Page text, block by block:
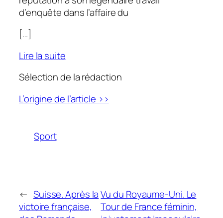
d’enquête dans l’affaire du
[…]
Lire la suite
Sélection de la rédaction
L’origine de l’article >>
Sport
← Suisse. Après la
victoire française,
Vu du Royaume-Uni. Le
Tour de France féminin,